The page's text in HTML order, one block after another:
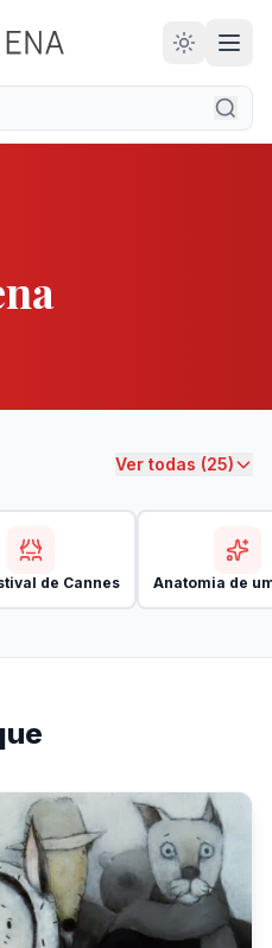
28
ANOS
Ver todas (25)
de Cannes Anatomia de